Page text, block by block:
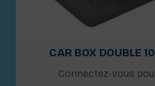
CAR BOX DOUBLE
Connectez-vous